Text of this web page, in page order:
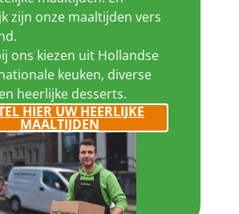
zijn onze maaltijden vers
ons kiezen uit Hollandse
keuken, diverse
heerlijke desserts.
HIER UW HEERLIJKE
MAALTIJDEN